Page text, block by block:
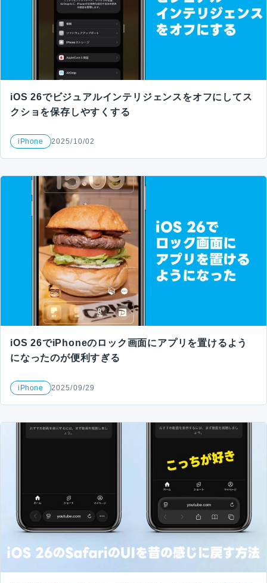
iOS 26でビジュアルインテリジェンスをオフにしてス
クショを保存しやすくする
iPhone 2025/10/02
iOS 26でiPhoneのロック画面にアプリを置けるよう
になったのが便利すぎる
iPhone 2025/09/29